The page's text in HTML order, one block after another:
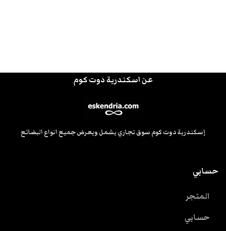
عن اسكندرية دوت كوم
إسكندرية دوت كوم سوق تجاري يشمل ويعرض جميع انواع البضائع
حسابي
المتجر
حسابي